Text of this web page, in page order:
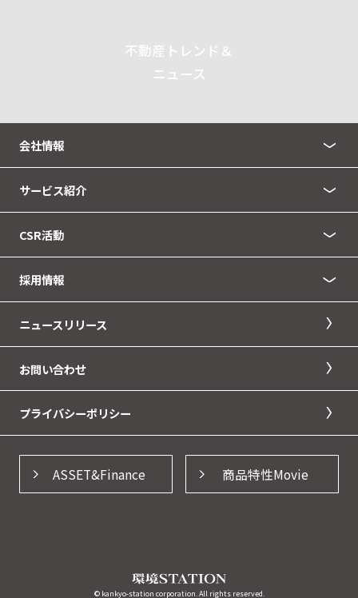
不動産トレンド＆
ニュース
会社情報
サービス紹介
CSR活動
採用情報
ニュースリリース
お問い合わせ
プライバシーポリシー
ASSET&Finance 商品特性Movie
© kankyo-station corporation. All rights reserved.